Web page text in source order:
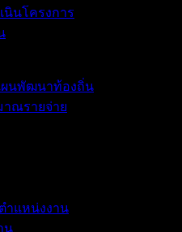
นินโครงการ
ผนพัฒนาท้องถิ่น
ณรายจ่าย
ำแหน่งงาน
น